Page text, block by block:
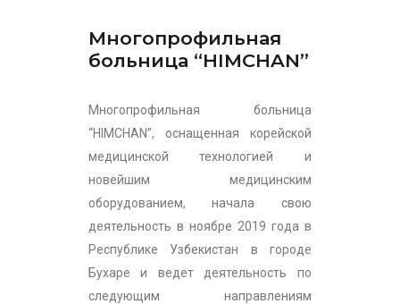
Многопрофильная
больница “HIMCHAN”
Многопрофильная больница
“HIMCHAN”, оснащенная корейской
медицинской технологией и
новейшим медицинским
оборудованием, начала свою
деятельность в ноябре 2019 года в
Республике Узбекистан в городе
Бухаре и ведет деятельность по
следующим направлениям